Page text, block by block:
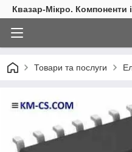
Квазар-Мікро. Компоненти
Товари та послуги